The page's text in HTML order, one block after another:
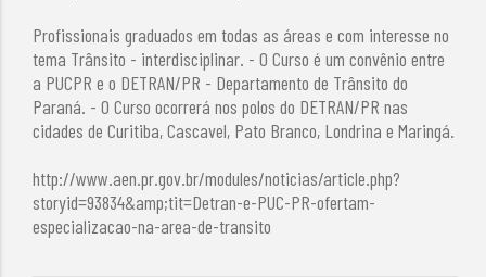
Profissionais graduados em todas as áreas e com interesse no
tema Trânsito - interdisciplinar. - O Curso é um convênio entre
a PUCPR e o DETRAN/PR - Departamento de Trânsito do
Paraná. - O Curso ocorrerá nos polos do DETRAN/PR nas
cidades de Curitiba, Cascavel, Pato Branco, Londrina e Maringá.
http://www.aen.pr.gov.br/modules/noticias/article.php?
storyid=93834&amp;tit=Detran-e-PUC-PR-ofertam-
especializacao-na-area-de-transito